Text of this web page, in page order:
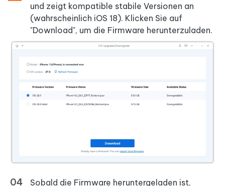
und zeigt kompatible stabile Versionen an
(wahrscheinlich iOS 18). Klicken Sie auf
"Download", um die Firmware herunterzuladen.
Sobald die Firmware heruntergeladen ist,